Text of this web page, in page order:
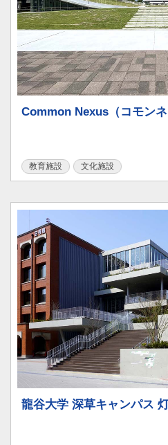
Common Nexus（コモンネ
教育施設 文化施設
龍谷大学 深草キャンパス